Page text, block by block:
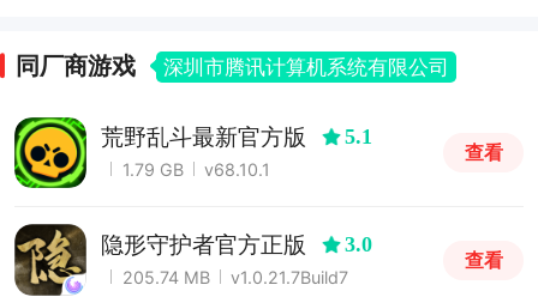
同厂商游戏 深圳市腾讯计算机系统有限公司
荒野乱斗最新官方版 5.1
1.79 GB v68.10.1
查看
隐形守护者官方正版 3.0
205.74 MB v1.0.21.7Build7
查看